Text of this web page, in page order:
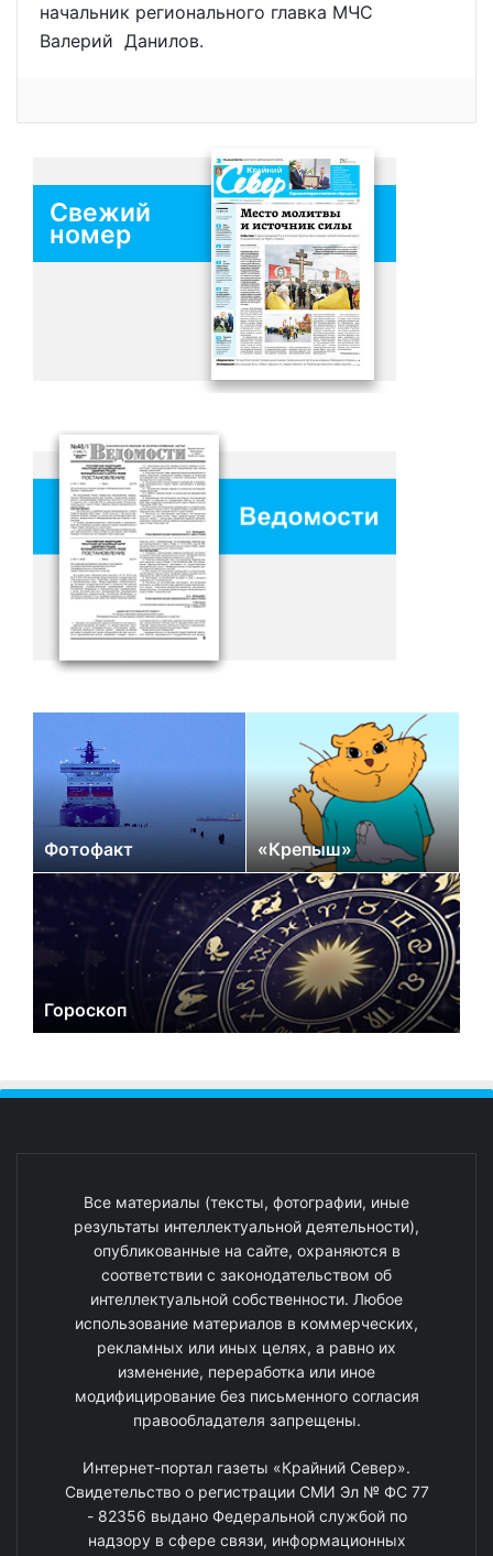
начальник регионального главка МЧС
Валерий Данилов.
Свежий
номер
Фотофакт «Крепыш»
Гороскоп
Все материалы (тексты, фотографии, иные
результаты интеллектуальной деятельности),
опубликованные на сайте, охраняются в
соответствии с законодательством об
интеллектуальной собственности. Любое
использование материалов в коммерческих,
рекламных или иных целях, а равно их
изменение, переработка или иное
модифицирование без письменного согласия
правообладателя запрещены.
Интернет-портал газеты «Крайний Север».
Свидетельство о регистрации СМИ Эл № ФС 77
- 82356 выдано Федеральной службой по
надзору в сфере связи, информационных